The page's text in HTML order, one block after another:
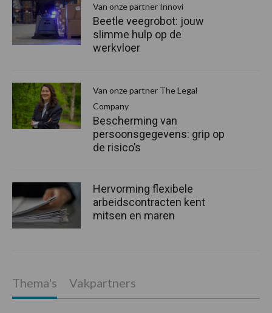
Van onze partner Innovi
Beetle veegrobot: jouw
slimme hulp op de
werkvloer
Van onze partner The Legal
Company
Bescherming van
persoonsgegevens: grip op
de risico’s
Hervorming flexibele
arbeidscontracten kent
mitsen en maren
Thema's Vakpartners